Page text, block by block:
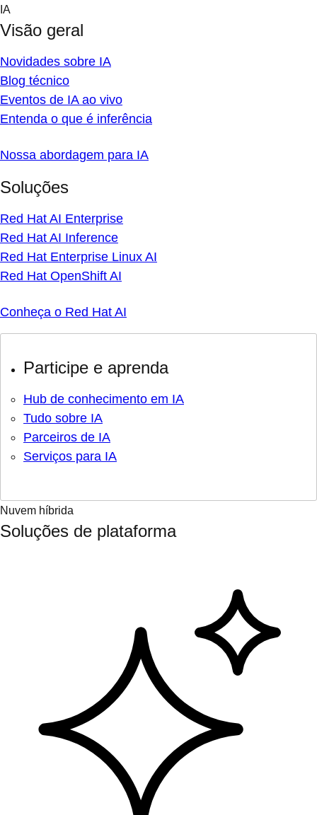
Skip
content
IA
Visão geral
Novidades sobre IA
Blog técnico
Eventos de IA ao vivo
Entenda o que é inferência
Nossa abordagem para IA
Soluções
Red Hat AI Enterprise
Red Hat AI Inference
Red Hat Enterprise Linux AI
Red Hat OpenShift AI
Conheça o Red Hat AI
Participe e aprenda
Hub de conhecimento em IA
Tudo sobre IA
Parceiros de IA
Serviços para IA
Nuvem híbrida
Soluções de plataforma